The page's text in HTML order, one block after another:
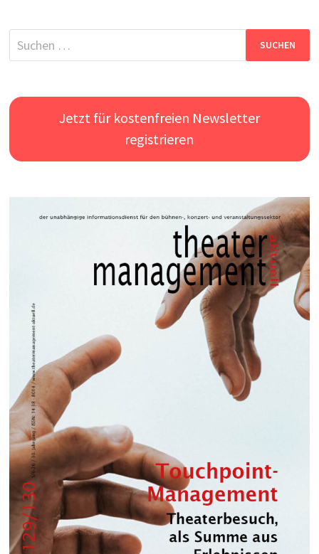
Suchen
nach:
Jetzt für kostenfreien Newsletter
registrieren